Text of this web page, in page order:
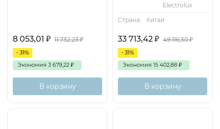
8 053,01 ₽ 11 732,23₽
- 31%
Экономия 3 679,22 ₽
В корзину
Electrolux
Страна:
Китай
33 713,42 ₽ 49 116,30₽
- 31%
Экономия 15 402,88 ₽
В корзину